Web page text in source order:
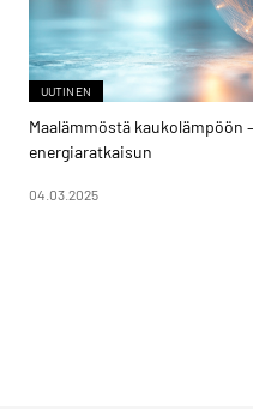
UUTINEN
Maalämmöstä
energiaratkaisun
04.03.2025